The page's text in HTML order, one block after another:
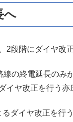
へ
2段階にダイヤ改
の終電延長のみ
イヤ改正を行う
ダイヤ改正を行